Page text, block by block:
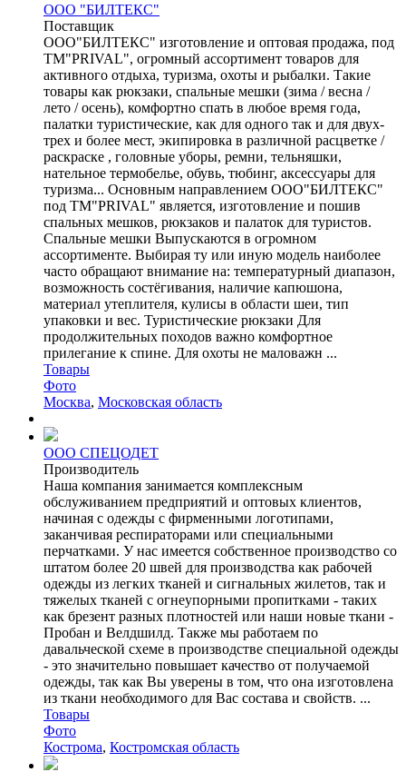
ООО "БИЛТЕКС"
Поставщик
ООО"БИЛТЕКС" изготовление и оптовая продажа, под
ТМ"PRIVAL", огромный ассортимент товаров для
активного отдыха, туризма, охоты и рыбалки. Такие
товары как рюкзаки, спальные мешки (зима / весна /
лето / осень), комфортно спать в любое время года,
палатки туристические, как для одного так и для двух-
трех и более мест, экипировка в различной расцветке /
раскраске , головные уборы, ремни, тельняшки,
нательное термобелье, обувь, тюбинг, аксессуары для
туризма... Основным направлением ООО"БИЛТЕКС"
под ТМ"PRIVAL" является, изготовление и пошив
спальных мешков, рюкзаков и палаток для туристов.
Спальные мешки Выпускаются в огромном
ассортименте. Выбирая ту или иную модель наиболее
часто обращают внимание на: температурный диапазон,
возможность состёгивания, наличие капюшона,
материал утеплителя, кулисы в области шеи, тип
упаковки и вес. Туристические рюкзаки Для
продолжительных походов важно комфортное
прилегание к спине. Для охоты не маловажн ...
Товары
Фото
Москва, Московская область
ООО СПЕЦОДЕТ
Производитель
Наша компания занимается комплексным
обслуживанием предприятий и оптовых клиентов,
начиная с одежды с фирменными логотипами,
заканчивая респираторами или специальными
перчатками. У нас имеется собственное производство со
штатом более 20 швей для производства как рабочей
одежды из легких тканей и сигнальных жилетов, так и
тяжелых тканей с огнеупорными пропитками - таких
как брезент разных плотностей или наши новые ткани -
Пробан и Велдшилд. Также мы работаем по
давальческой схеме в производстве специальной одежды
- это значительно повышает качество от получаемой
одежды, так как Вы уверены в том, что она изготовлена
из ткани необходимого для Вас состава и свойств. ...
Товары
Фото
Кострома, Костромская область